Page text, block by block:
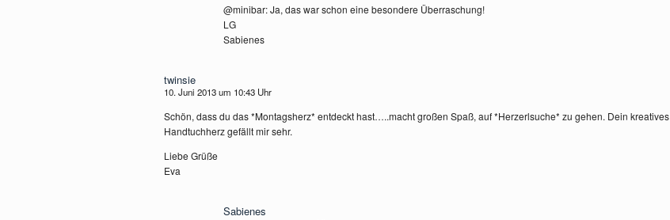
@minibar: Ja, das war schon eine besondere Überraschung!
LG
Sabienes
twinsie
10. Juni 2013 um 10:43 Uhr
Schön, dass du das *Montagsherz* entdeckt hast…..macht großen Spaß, auf *Herzerlsuche* zu gehen. Dein kreatives
Handtuchherz gefällt mir sehr.
Liebe Grüße
Eva
Sabienes